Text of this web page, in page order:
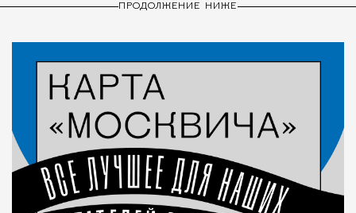
ПРОДОЛЖЕНИЕ НИЖЕ